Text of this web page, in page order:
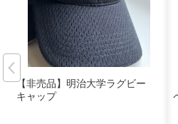
【非売品】明治大学ラグビー
キャップ